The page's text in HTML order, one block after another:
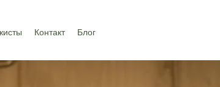
Контакт Блог